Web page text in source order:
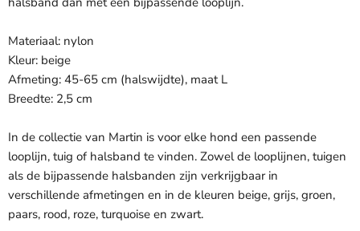
Materiaal: nylon
Kleur: beige
Afmeting: 45-65 cm (halswijdte), maat L
Breedte: 2,5 cm
In de collectie van Martin is voor elke hond een passende
looplijn, tuig of halsband te vinden. Zowel de looplijnen, tuigen
als de bijpassende halsbanden zijn verkrijgbaar in
verschillende afmetingen en in de kleuren beige, grijs, groen,
paars, rood, roze, turquoise en zwart.